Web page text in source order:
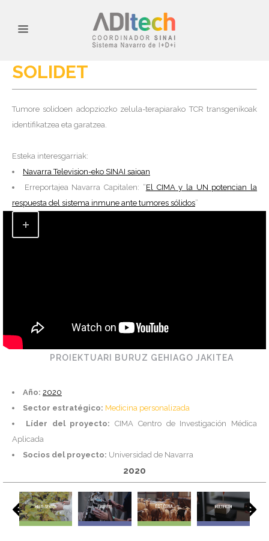
SOLIDET
Tumore solidoen adopziozko zelula-terapiarako TCR transgenikoak
identifikatzea eta garatzea.
Esteka interesgarriak:
Navarra Television-eko SINAI saioan
Erreportajea Navarra Capitalen: “El CIMA y la UN potencian la
respuesta del sistema inmune ante tumores sólidos”
PROIEKTUARI BURUZ GEHIAGO JAKITEA
Año: 2020
Sector estratégico: Medicina personalizada
Líder del proyecto: CIMA Centro de Investigación Médica
Aplicada
Socios del proyecto: Universidad de Navarra
2020